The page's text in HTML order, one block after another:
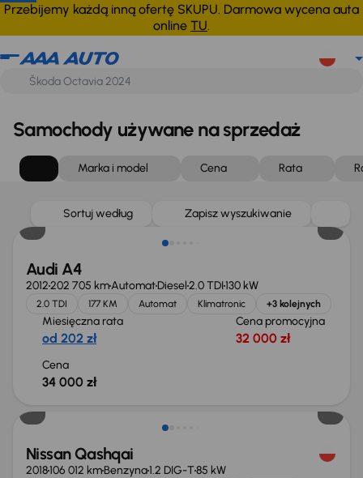
Przebijemy każdą inną ofertę SKUPU. Darmowa wycena auta
online TU.
Samochody używane na sprzedaż
Marka i model Cena Rata
Sortuj według Zapisz wyszukiwanie
Audi A4
2012202 705 kmAutomatDiesel2.0 TDI130 kW
2.0 TDI 177 KM Automat Klimatronic +3 kolejnych
Miesięczna rata
od 202 zł
Cena promocyjna
32 000 zł
Cena
34 000 zł
Nissan Qashqai
2018106 012 kmBenzyna1.2 DIG-T85 kW